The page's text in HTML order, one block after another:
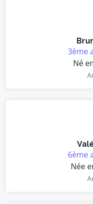
3ème
Né
6ème
Née